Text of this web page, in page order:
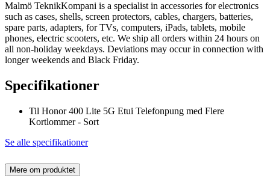
Malmö TeknikKompani is a specialist in accessories for electronics
such as cases, shells, screen protectors, cables, chargers, batteries,
spare parts, adapters, for TVs, computers, iPads, tablets, mobile
phones, electric scooters, etc. We ship all orders within 24 hours on
all non-holiday weekdays. Deviations may occur in connection with
longer weekends and Black Friday.
Specifikationer
Til Honor 400 Lite 5G Etui Telefonpung med Flere
Kortlommer - Sort
Se alle specifikationer
Mere om produktet